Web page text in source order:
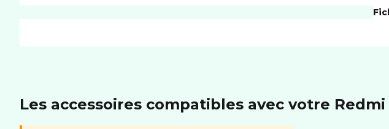
Les accessoires compatibles avec votre Redmi